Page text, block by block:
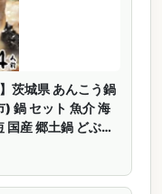
茨城県 あんこう鍋
鍋 セット 魚介 海
国産 郷土鍋 どぶ汁